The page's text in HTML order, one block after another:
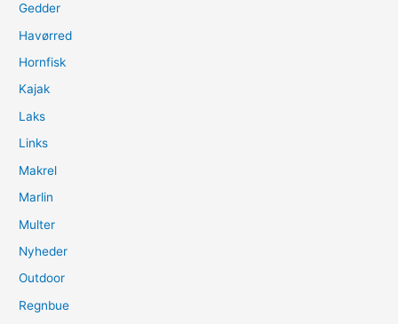
Gedder
Havørred
Hornfisk
Kajak
Laks
Links
Makrel
Marlin
Multer
Nyheder
Outdoor
Regnbue